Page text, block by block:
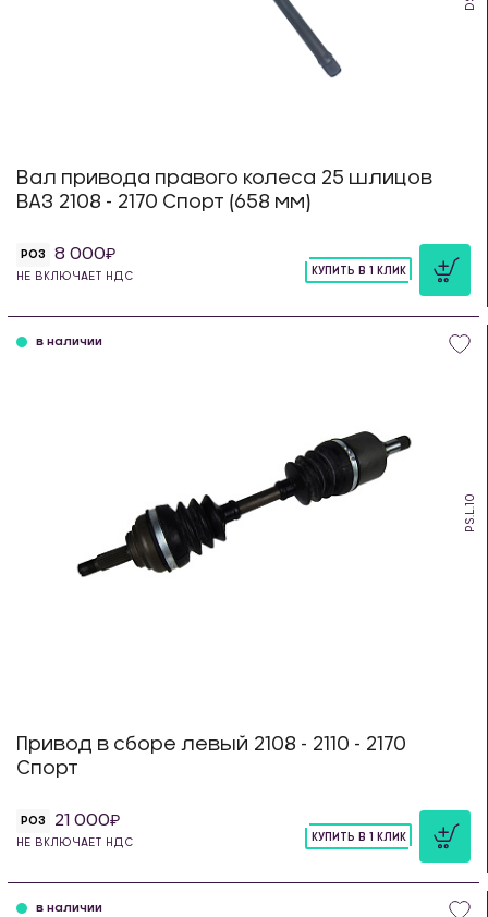
Вал привода правого колеса 25 шлицов
ВАЗ 2108 - 2170 Спорт (658 мм)
РОЗ 8 000
НЕ ВКЛЮЧАЕТ НДС
КУПИТЬ В 1 КЛИК
PS.L.10
в наличии
Привод в сборе левый 2108 - 2110 - 2170
Спорт
РОЗ 21 000
НЕ ВКЛЮЧАЕТ НДС
КУПИТЬ В 1 КЛИК
в наличии